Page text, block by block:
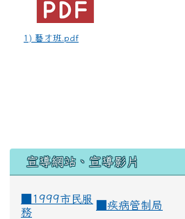
1) 藝才班.pdf
宣導網站、宣導影片
■1999市民服
務
疾病管制局